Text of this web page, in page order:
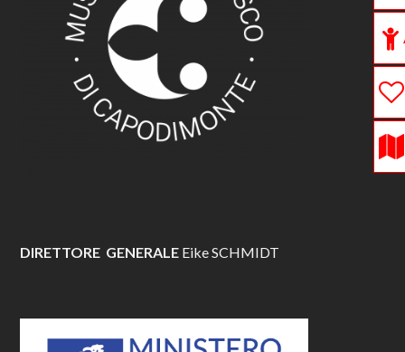
DIRETTORE GENERALE Eike SCHMIDT